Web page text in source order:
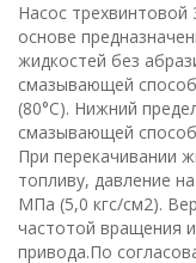
Насос трехвинтовой
основе
жидкостей без
смазывающей
(80°С). Нижний
смазывающей
При перекачивании
топливу, давление
МПа (5,0 кгс/см2).
частотой вращения
привода.По